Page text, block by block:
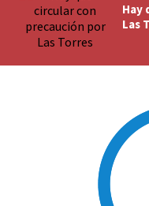
Hay
Las